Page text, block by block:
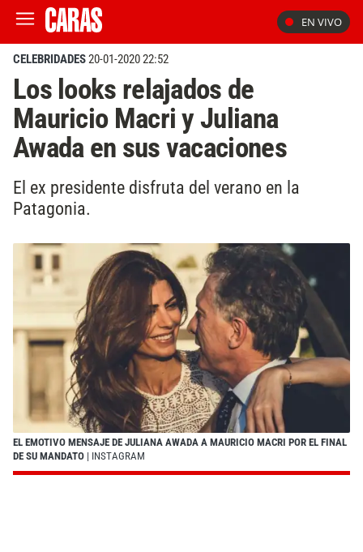
EN VIVO
CELEBRIDADES20-01-2020 22:52
Los looks relajados de
Mauricio Macri y Juliana
Awada en sus vacaciones
El ex presidente disfruta del verano en la
Patagonia.
EL EMOTIVO MENSAJE DE JULIANA AWADA A MAURICIO MACRI POR EL FINAL
DE SU MANDATO | INSTAGRAM